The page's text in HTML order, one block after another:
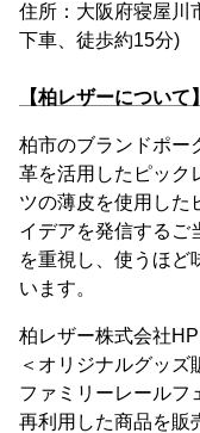
住所：大阪府寝屋
下車、徒歩約15分)
【柏レザーについて】
柏市のブランドポー
革を活用したピック
ツの薄皮を使用した
イデアを発信するご
を重視し、使うほど
います。
柏レザー株式会社HP
＜オリジナルグッズ
ファミリーレールフ
再利用した商品を販